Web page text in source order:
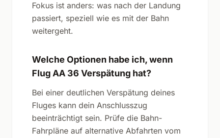
Fokus ist anders: was nach der Landung
passiert, speziell wie es mit der Bahn
weitergeht.
Welche Optionen habe ich, wenn
Flug AA 36 Verspätung hat?
Bei einer deutlichen Verspätung deines
Fluges kann dein Anschlusszug
beeinträchtigt sein. Prüfe die Bahn-
Fahrpläne auf alternative Abfahrten vom